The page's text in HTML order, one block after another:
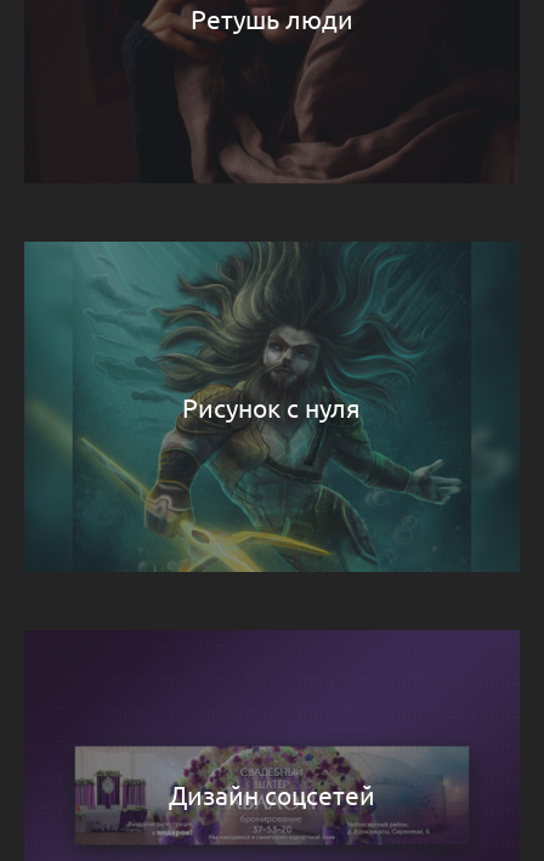
Ретушь люди
Рисунок с нуля
Дизайн соцсетей